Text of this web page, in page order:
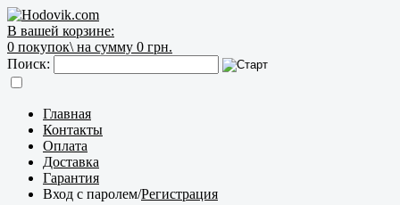
В вашей корзине:
0 покупок\ на сумму 0 грн.
Поиск:
Главная
Контакты
Оплата
Доставка
Гарантия
Вход с паролем/Регистрация